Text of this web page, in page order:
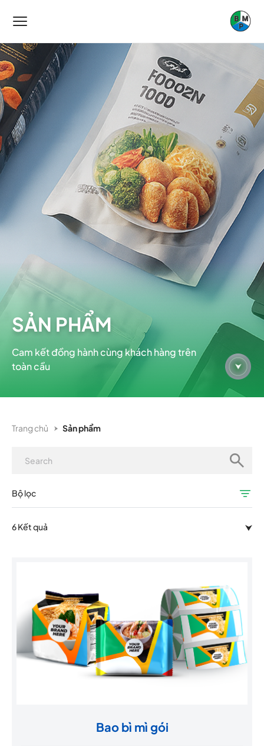
SẢN PHẨM
Cam kết đồng hành cùng khách hàng trên
toàn cầu
Trang chủ Sản phẩm
Bộ lọc
6 Kết quả
Bao bì mì gói